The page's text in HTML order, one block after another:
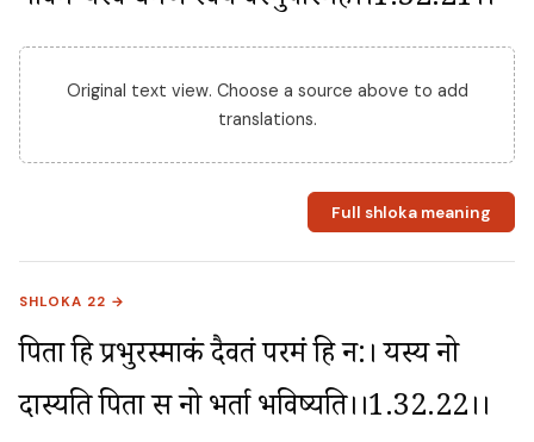
Original text view. Choose a source above to add
translations.
Full shloka meaning
SHLOKA 22 →
पिता हि प्रभुरस्माकं दैवतं परमं हि न:। यस्य नो
दास्यति पिता स नो भर्ता भविष्यति।।1.32.22।।